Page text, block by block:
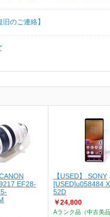
のご連絡】
EF28-
【USED】 SONY
[USED]u058484
52D
￥24,800
Aランク品（中古美品